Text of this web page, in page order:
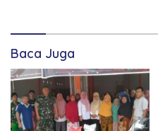
di padang
pariaman
sumatera
barat
Baca Juga